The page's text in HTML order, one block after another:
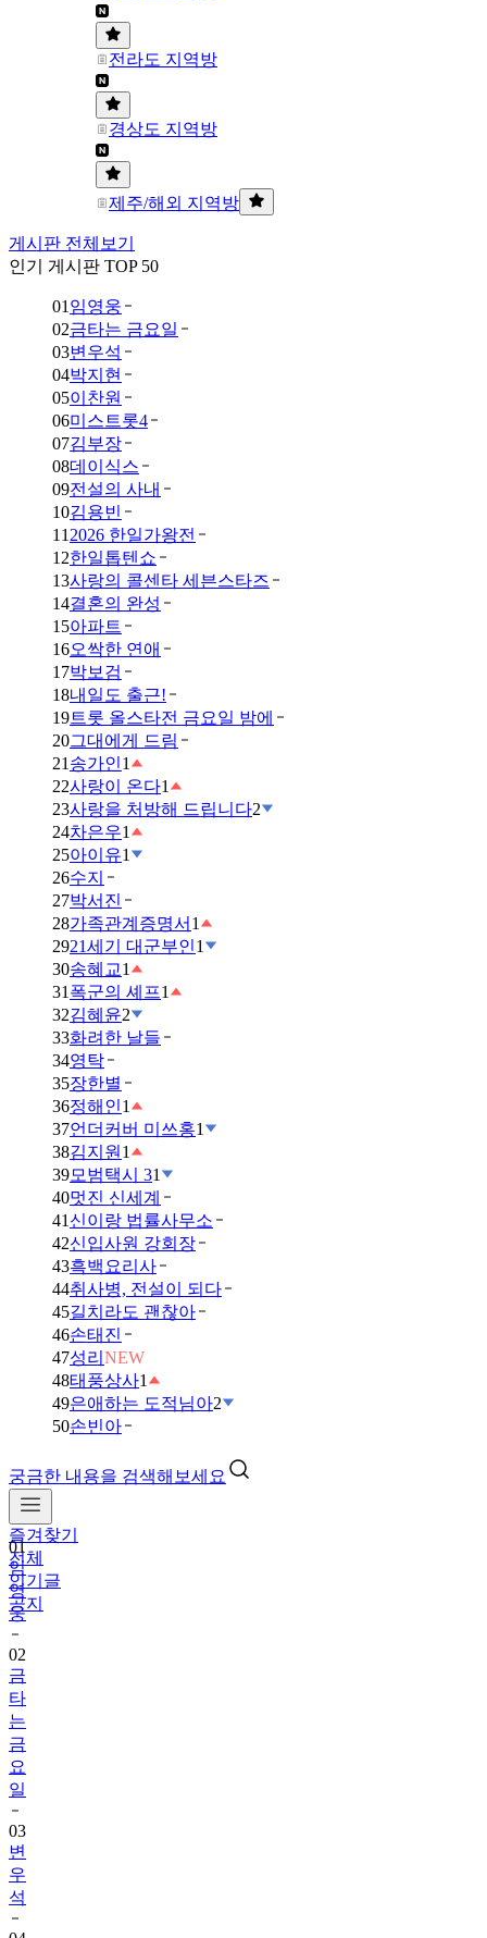
전라도 지역방
경상도 지역방
제주/해외 지역방
게시판 전체보기
인기 게시판 TOP 50
01 임영웅
02금타는 금요일
03변우석
04박지현
05이찬원
06미스트롯4
07김부장
08데이식스
09전설의 사내
10김용빈
11 2026 한일가왕전
12한일톱텐쇼
13사랑의 콜센타 세븐스타즈
14결혼의 완성
15아파트
16오싹한 연애
17박보검
18내일도 출근!
19트롯 올스타전 금요일 밤에
20그대에게 드림
21 송가인1
22사랑이 온다1
23사랑을 처방해 드립니다2
24차은우1
25아이유1
26수지
27박서진
28가족관계증명서 1
2921세기 대군부인1
30송혜교1
31 폭군의 셰프1
32김혜윤2
33화려한 날들
34영탁
35장한별
36정해인1
37언더커버 미쓰홍1
38김지원 1
39모범택시 31
40멋진 신세계
41 신이랑 법률사무소
42신입사원 강회장
43흑백요리사
44취사병, 전설이 되다
45길치라도 괜찮아
46손태진
47성리 NEW
48태풍상사1
49은애하는 도적님아2
50손빈아
궁금한 내용을 검색해보세요
즐겨찾기
전체
인기글
공지
01
임
영
웅
02
금
타
는
금
요
일
03
변
우
석